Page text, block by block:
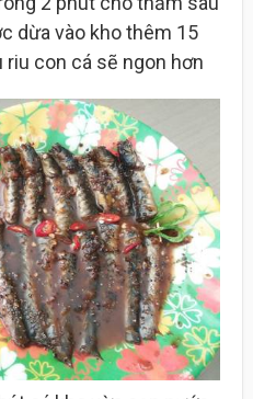
dừa vào kho thêm 15
riu con cá sẽ ngon hơn